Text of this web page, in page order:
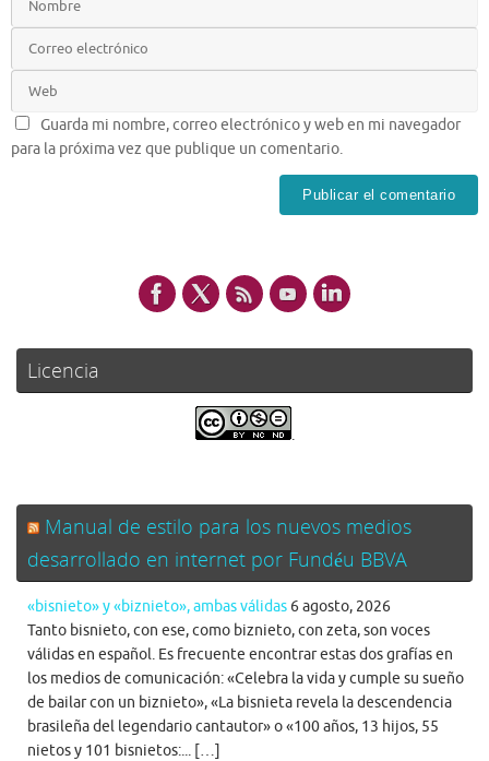
Guarda mi nombre, correo electrónico y web en mi navegador
para la próxima vez que publique un comentario.
Licencia
.
Manual de estilo para los nuevos medios
desarrollado en internet por Fundéu BBVA
«bisnieto» y «biznieto», ambas válidas 6 agosto, 2026
Tanto bisnieto, con ese, como biznieto, con zeta, son voces
válidas en español. Es frecuente encontrar estas dos grafías en
los medios de comunicación: «Celebra la vida y cumple su sueño
de bailar con un biznieto», «La bisnieta revela la descendencia
brasileña del legendario cantautor» o «100 años, 13 hijos, 55
nietos y 101 bisnietos:... […]